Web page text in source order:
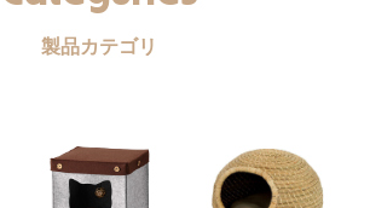
製品カテゴリ